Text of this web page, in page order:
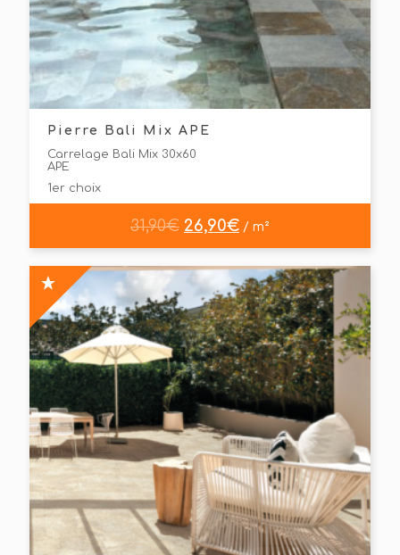
Pierre Bali Mix APE
Carrelage Bali Mix 30x60
APE
1er choix
31,90€ 26,90€ / m²